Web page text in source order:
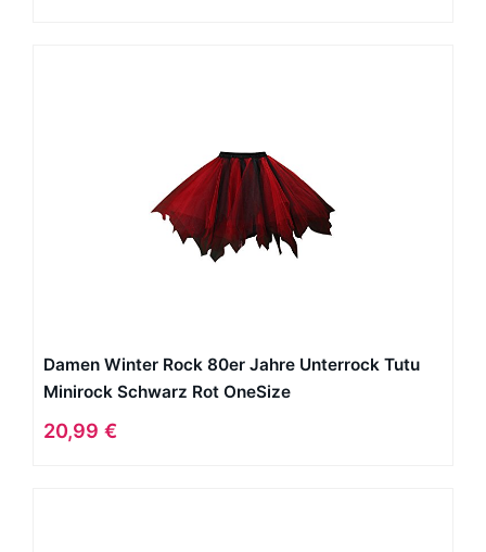
Damen Winter Rock 80er Jahre Unterrock Tutu
Minirock Schwarz Rot OneSize
20,99 €